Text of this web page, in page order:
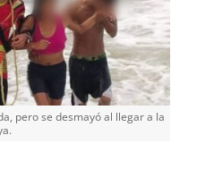
pero se desmayó al llegar a la